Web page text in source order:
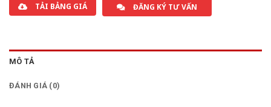
TẢI BẢNG GIÁ ĐĂNG KÝ TƯ VẤN
MÔ TẢ
ĐÁNH GIÁ (0)